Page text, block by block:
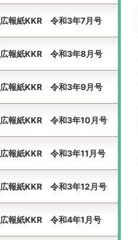
広報紙KKR 令和3年7月号
広報紙KKR 令和3年8月号
広報紙KKR 令和3年9月号
広報紙KKR 令和3年10月号
広報紙KKR 令和3年11月号
広報紙KKR 令和3年12月号
広報紙KKR 令和4年1月号